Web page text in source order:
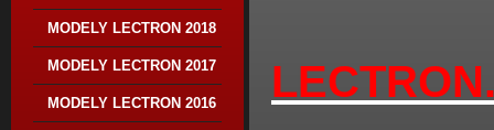
MODELY LECTRON 2018
MODELY LECTRON 2017
MODELY LECTRON 2016